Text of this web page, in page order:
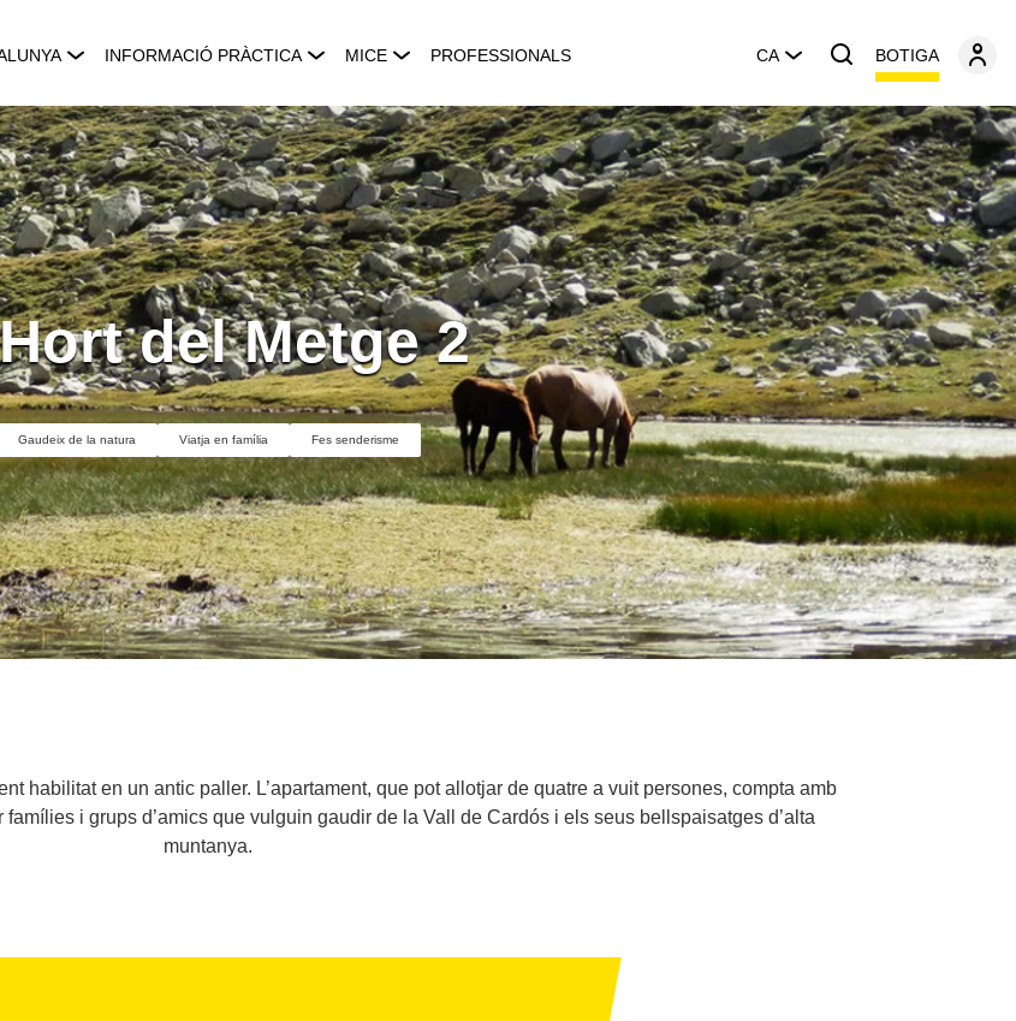
INFORMACIÓ PRÀCTICA MICE PROFESSIONALS CA BOTIGA
del Metge 2
Gaudeix de la natura Viatja en família Fes senderisme
habilitat en un antic paller. L’apartament, que pot allotjar de quatre a vuit persones, compta amb
i grups d’amics que vulguin gaudir de la Vall de Cardós i els seus bellspaisatges d’alta
muntanya.